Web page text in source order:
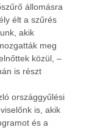
állomásra
élt a szűrés
akik
meg
közül, –
is részt
országgyűlési
is, akik
és a